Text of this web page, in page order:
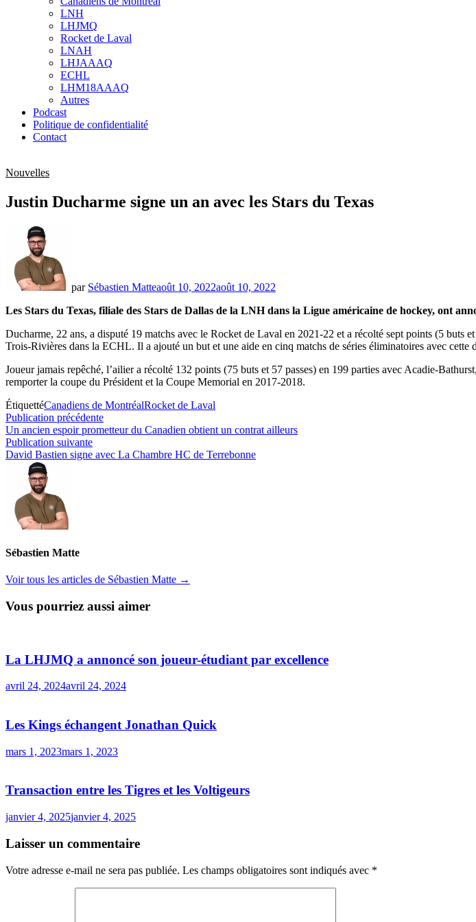
sub
menu
LNH
LHJMQ
Rocket de Laval
LNAH
LHJAAAQ
ECHL
LHM18AAAQ
Autres
Podcast
Politique de confidentialité
Contact
Nouvelles
Justin Ducharme signe un an avec les Stars du Texas
par Sébastien Matteaoût 10, 2022août 10, 2022
Les Stars du Texas, filiale des Stars de Dallas de la LNH dans la Ligue américaine de hockey, ont
Ducharme, 22 ans, a disputé 19 matchs avec le Rocket de Laval en 2021-22 et a récolté sept points (5 buts
Trois-Rivières dans la ECHL. Il a ajouté un but et une aide en cinq matchs de séries éliminatoires avec cette
Joueur jamais repêché, l’ailier a récolté 132 points (75 buts et 57 passes) en 199 parties avec Acadie-
remporter la coupe du Président et la Coupe Memorial en 2017-2018.
ÉtiquettéCanadiens de MontréalRocket de Laval
Navigation
de
l’article
Publication précédentePublication
précédente :
Un ancien espoir prometteur du Canadien obtient un contrat ailleurs
Publication suivantePublication
suivante :
David Bastien signe avec La Chambre HC de Terrebonne
Sébastien Matte
Voir tous les articles de Sébastien Matte →
Vous pourriez aussi aimer
La LHJMQ a annoncé son joueur-étudiant par excellence
avril 24, 2024avril 24, 2024
Les Kings échangent Jonathan Quick
mars 1, 2023mars 1, 2023
Transaction entre les Tigres et les Voltigeurs
janvier 4, 2025janvier 4, 2025
Laisser un commentaire
Votre adresse e-mail ne sera pas publiée. Les champs obligatoires sont indiqués avec *